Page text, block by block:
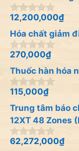
o
à
5
0
n
g
o
à
5
12,200,000₫
Hóa chất giảm
0
n
g
o
à
5
270,000₫
Thuốc hàn hóa
0
n
g
o
à
i
5
115,000₫
Trung tâm báo
12XT 48 Zones
0
62,272,000₫